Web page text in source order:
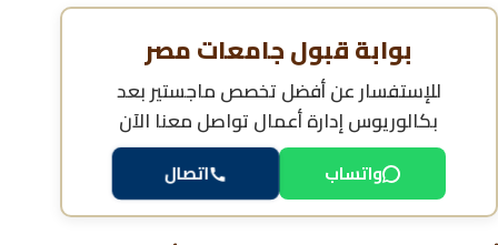
بوابة قبول جامعات مصر
للإستفسار عنأفضل تخصص ماجستير بعد
بكالوريوس إدارة أعمالتواصل معنا الآن
واتساب اتصال